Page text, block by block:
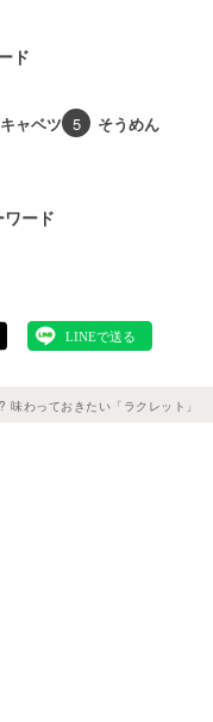
ド
キャベツ 5 そうめん
ード
味わっておきたい「ラクレット」